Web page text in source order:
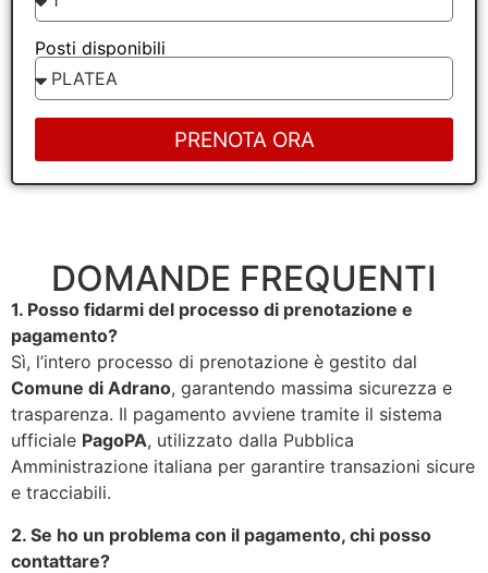
Posti disponibili
PRENOTA ORA
DOMANDE FREQUENTI
1. Posso fidarmi del processo di prenotazione e
pagamento?
Sì, l’intero processo di prenotazione è gestito dal
Comune di Adrano, garantendo massima sicurezza e
trasparenza. Il pagamento avviene tramite il sistema
ufficiale PagoPA, utilizzato dalla Pubblica
Amministrazione italiana per garantire transazioni sicure
e tracciabili.
2. Se ho un problema con il pagamento, chi posso
contattare?